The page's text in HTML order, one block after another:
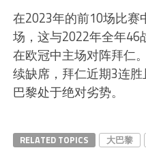
在2023年的前10场比
场，这与2022年全年
在欧冠中主场对阵拜仁
续缺席，拜仁近期3连
巴黎处于绝对劣势。
RELATED TOPICS 大巴黎